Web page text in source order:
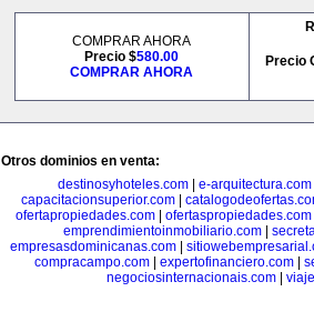
COMPRAR AHORA
Precio $580.00
COMPRAR AHORA
Precio
Otros dominios en venta:
destinosyhoteles.com
e-arquitectura.com
capacitacionsuperior.com
ofertapropiedades.com
ofertaspropiedades.com
emprendimientoinmobiliario.com|
empresasdominicanas.com|
compracampo.com| expertofinanciero.com|
negociosinternacionais.com|